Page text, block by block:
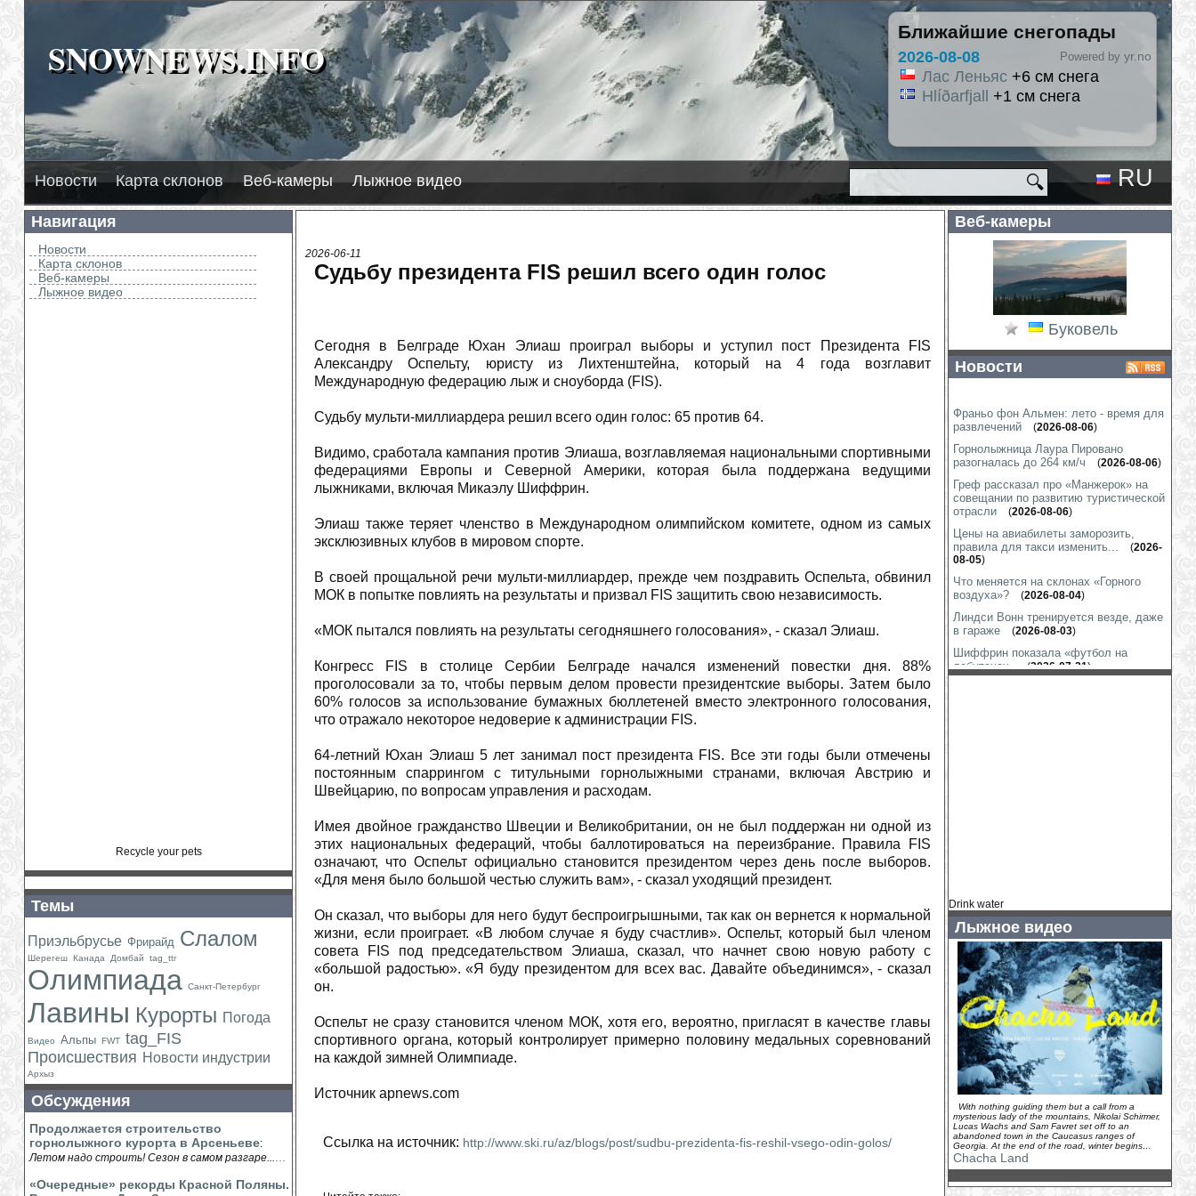
SNOWNEWS.INFO
SNOWNEWS.INFO
Ближайшие снегопады
Powered by yr.no
2026-08-08
Лас Леньяс
+6 см снега
Hlíðarfjall
+1 см снега
Новости Карта склонов Веб-камеры Лыжное видео RU
🔍
Навигация
Новости
Карта склонов
Веб-камеры
Лыжное видео
Recycle your pets
Темы
Приэльбрусье Фрирайд Слалом
Шерегеш Канада Домбай tag_ttr
Олимпиада Санкт-Петербург
Лавины Курорты Погода
Видео Альпы FWT tag_FIS
Происшествия Новости индустрии
Архыз
Обсуждения
Продолжается строительство
горнолыжного курорта в Арсеньеве:
Летом надо строить! Сезон в самом разгаре...
«Очередные» рекорды Красной Поляны.
2026-06-11
Судьбу президента FIS решил всего один голос
Сегодня в Белграде Юхан Элиаш проиграл выборы и уступил пост Президента FIS
Александру Оспельту, юристу из Лихтенштейна, который на 4 года возглавит
Международную федерацию лыж и сноуборда (FIS).
Судьбу мульти-миллиардера решил всего один голос: 65 против 64.
Видимо, сработала кампания против Элиаша, возглавляемая национальными спортивными
федерациями Европы и Северной Америки, которая была поддержана ведущими
лыжниками, включая Микаэлу Шиффрин.
Элиаш также теряет членство в Международном олимпийском комитете, одном из самых
эксклюзивных клубов в мировом спорте.
В своей прощальной речи мульти-миллиардер, прежде чем поздравить Оспельта, обвинил
МОК в попытке повлиять на результаты и призвал FIS защитить свою независимость.
«МОК пытался повлиять на результаты сегодняшнего голосования», - сказал Элиаш.
Конгресс FIS в столице Сербии Белграде начался изменений повестки дня. 88%
проголосовали за то, чтобы первым делом провести президентские выборы. Затем было
60% голосов за использование бумажных бюллетеней вместо электронного голосования,
что отражало некоторое недоверие к администрации FIS.
64-летний Юхан Элиаш 5 лет занимал пост президента FIS. Все эти годы были отмечены
постоянным спаррингом с титульными горнолыжными странами, включая Австрию и
Швейцарию, по вопросам управления и расходам.
Имея двойное гражданство Швеции и Великобритании, он не был поддержан ни одной из
этих национальных федераций, чтобы баллотироваться на переизбрание. Правила FIS
означают, что Оспельт официально становится президентом через день после выборов.
«Для меня было большой честью служить вам», - сказал уходящий президент.
Он сказал, что выборы для него будут беспроигрышными, так как он вернется к нормальной
жизни, если проиграет. «В любом случае я буду счастлив». Оспельт, который был членом
совета FIS под председательством Элиаша, сказал, что начнет свою новую работу с
«большой радостью». «Я буду президентом для всех вас. Давайте объединимся», - сказал
он.
Оспельт не сразу становится членом МОК, хотя его, вероятно, пригласят в качестве главы
спортивного органа, который контролирует примерно половину медальных соревнований
на каждой зимней Олимпиаде.
Источник apnews.com
Ссылка на источник: http://www.ski.ru/az/blogs/post/sudbu-prezidenta-fis-reshil-vsego-odin-golos/
Веб-камеры
Буковель
Новости
Франьо фон Альмен: лето - время для
развлечений
(2026-08-06)
Горнолыжница Лаура Пировано
разогналась до 264 км/ч
(2026-08-06)
Греф рассказал про «Манжерок» на
совещании по развитию туристической
отрасли
(2026-08-06)
Цены на авиабилеты заморозить,
правила для такси изменить...
(2026-
08-05)
Что меняется на склонах «Горного
воздуха»?
(2026-08-04)
Линдси Вонн тренируется везде, даже
в гараже
(2026-08-03)
Шиффрин показала «футбол на
лабутенах»(2026-07-31)
У Хенрика Кристофферсена родилась
дочь(2026-07-29)
Камиль Раст - новый амбассадор
Ducati Switzerland(2026-07-29)
У горнолыжного комплекса «Логойск»
появился новый владелец...(2026-07-
29)
Венди Холденер: «Мы ценим каждую
минуту, которую можем провести
вместе»(2026-07-28
На зимнем курорте Грузии Гудаури
канатные дороги заменят на
подъемники(2026-07-28 )
Жаклин Уайлз: неожиданное
предложение во время похода(2026-
07-27)
Дэйв Райдинг продолжит карьеру в
новой функции
Drink water
Лыжное видео
With nothing guiding them but a call from a
mysterious lady of the mountains, Nikolai Schirmer,
Lucas Wachs and Sam Favret set off to an
abandoned town in the Caucasus ranges of
Georgia. At the end of the road, winter begins…
Chacha Land